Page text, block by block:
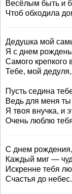
Весёлым быть и
Чтоб обходила
Дедушка мой
Я с днем
Самого крепкого
Тебе, мой
Пусть седина
Ведь для меня
Я твоя внучка, и
Очень люблю
С днем
Каждый миг —
Искренне тебя
Счастья до небес.